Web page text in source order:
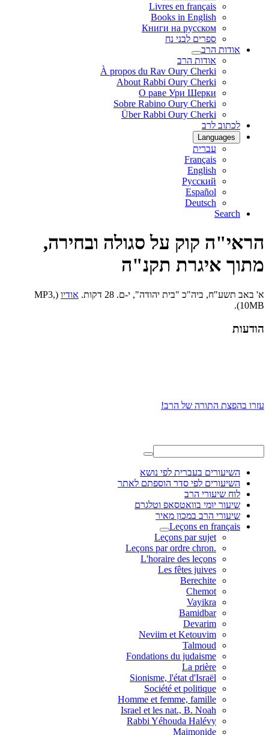
Livres en français
Books in English
Книги на русском
ספרים לבני נח
אודות הרב
אודות הרב
À propos du Rav Oury Cherki
About Rabbi Oury Cherki
О раве Ури Шерки
Sobre Rabino Oury Cherki
Über Rabbi Oury Cherki
לכתוב לרב
Languages
עברית
Français
English
Русский
Español
Deutsch
Search
הראי"ה קוק על סגולה ובחירה,
מתוך איגרת תקנ"ה
א' באב תשע"ח, ביה"כ "בית יהודה", י-ם. 28 דקות. אודיו (MP3,
10MB).
הודעות
עזרו בהפצת התורה של הרב!
השיעורים בעברית לפי נושא
השיעורים לפי סדר הוספתם לאתר
לוח שיעורי הרב
שיעור יומי בוואטסאפ וטלגרם
שיעורי הרב במכון מאיר
Leçons en français
Leçons par sujet
.Leçons par ordre chron
L'horaire des leçons
Les fêtes juives
Berechite
Chemot
Vayikra
Bamidbar
Devarim
Neviim et Ketouvim
Talmoud
Fondations du judaisme
La prière
Sionisme, l'état d'Israël
Société et politique
Homme et femme, famille
Israel et les nat., B. Noah
Rabbi Yéhouda Halévy
Maimonide